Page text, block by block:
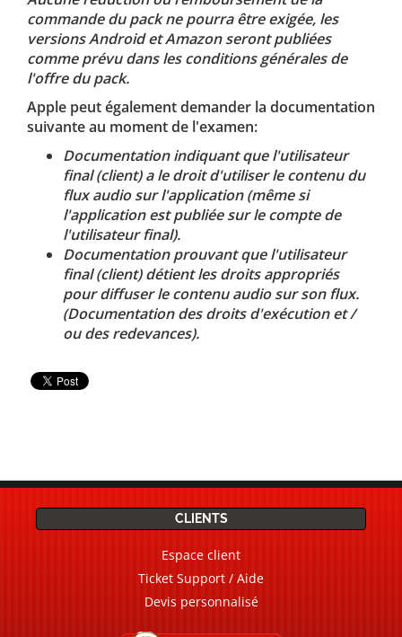
commande du pack ne pourra être exigée, les
versions Android et Amazon seront publiées
comme prévu dans les conditions générales de
l'offre du pack.
Apple peut également demander la documentation
suivante au moment de l'examen:
Documentation indiquant que l'utilisateur
final (client) a le droit d'utiliser le contenu du
flux audio sur l'application (même si
l'application est publiée sur le compte de
l'utilisateur final).
Documentation prouvant que l'utilisateur
final (client) détient les droits appropriés
pour diffuser le contenu audio sur son flux.
(Documentation des droits d'exécution et /
ou des redevances).
CLIENTS
Espace client
Ticket Support / Aide
Devis personnalisé